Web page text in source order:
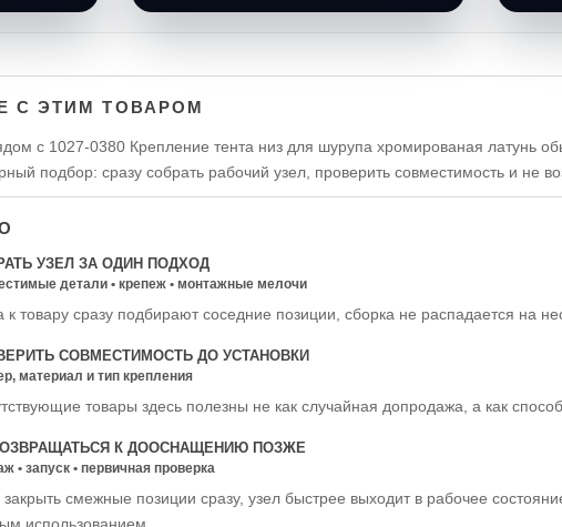
С ЭТИМ ТОВАРОМ
с 1027-0380 Крепление тента низ для шурупа хромированая латунь
подбор: сразу собрать рабочий узел, проверить совместимость и не
УЗЕЛ ЗА ОДИН ПОДХОД
детали • крепеж • монтажные мелочи
к товару сразу подбирают соседние позиции, сборка не распадается на
СОВМЕСТИМОСТЬ ДО УСТАНОВКИ
материал и тип крепления
товары здесь полезны не как случайная допродажа, а как
К ДООСНАЩЕНИЮ ПОЗЖЕ
• запуск • первичная проверка
закрыть смежные позиции сразу, узел быстрее выходит в рабочее